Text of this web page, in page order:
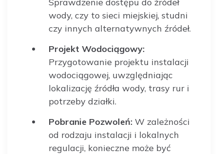
wody, czy to sieci miejskiej, studni
czy innych alternatywnych źródeł.
Projekt Wodociągowy:
Przygotowanie projektu instalacji
wodociągowej, uwzględniając
lokalizację źródła wody, trasy rur i
potrzeby działki.
Pobranie Pozwoleń: W zależności
od rodzaju instalacji i lokalnych
regulacji, konieczne może być